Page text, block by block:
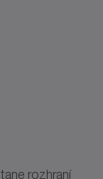
rozhraní